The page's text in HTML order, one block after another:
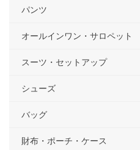
パンツ
オールインワン・サロペット
スーツ・セットアップ
シューズ
バッグ
財布・ポーチ・ケース